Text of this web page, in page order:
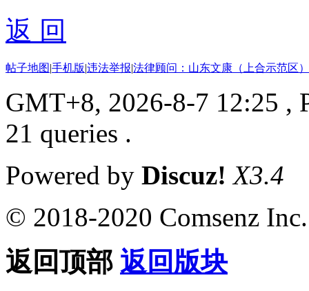
返 回
帖子地图|手机版|违法举报|法律顾问：山东文康（上合示范区
GMT+8, 2026-8-7 12:25 ,
21 queries .
Powered by Discuz! X3.4
© 2018-2020 Comsenz Inc.
返回顶部 返回版块